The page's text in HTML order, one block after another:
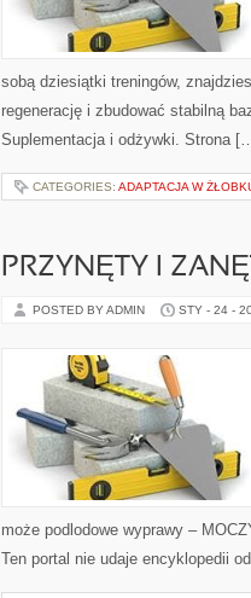
sobą dziesiątki treningów,
regenerację i zbudować stabilną
Suplementacja i odżywki. Strona
CATEGORIES: ADAPTACJA W
PRZYNĘTY I
POSTED BY ADMIN STY - 24 -
może podlodowe wyprawy –
Ten portal nie udaje encyklopedii